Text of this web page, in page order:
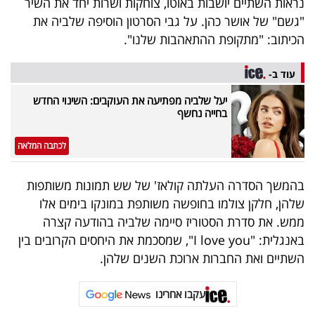
40
שיתופי
פעולה
דרושים
ניוזלטרים
מייל
אדום
"גשם" של אושר כהן. על גבי הסרטון הוסיפה שלביה את
הכיתוב: "מתקופת ההתאהבות שלנו".
עוד ב-
יעל שלביה מפתיעה את העוקבים: השינוי החדש
בחייה נחשף
לכתבה המלאה
בהמשך הסדרה העלתה קולאז' של שש תמונות משותפות
שלהן, חלקן צולמו בחופשה משותפת במונקו בימים אלו
ממש. את סדרת הסטוריז סיימה שלביה בהודעה קצרה
באנגלית: "I love you", שמסכמת את היחסים הקרובים בין
השתיים ואת החברות ארוכת השנים שלהן.
עקבו אחרינו